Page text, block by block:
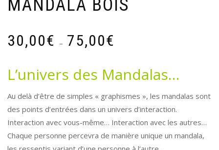
MANDALA BOIS
30,00€ – 75,00€
30,00€
75,00€
L’univers des Mandalas…
Au delà d’être de simples « graphismes », les mandalas sont
des points d’entrées dans un univers d’interaction.
Interaction avec vous-même… Interaction avec les autres…
Chaque personne percevra de manière unique un mandala,